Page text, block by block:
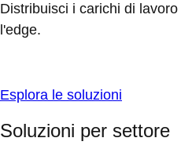
Distribuisci i carichi di
l'edge.
Esplora le soluzioni
Soluzioni per settore